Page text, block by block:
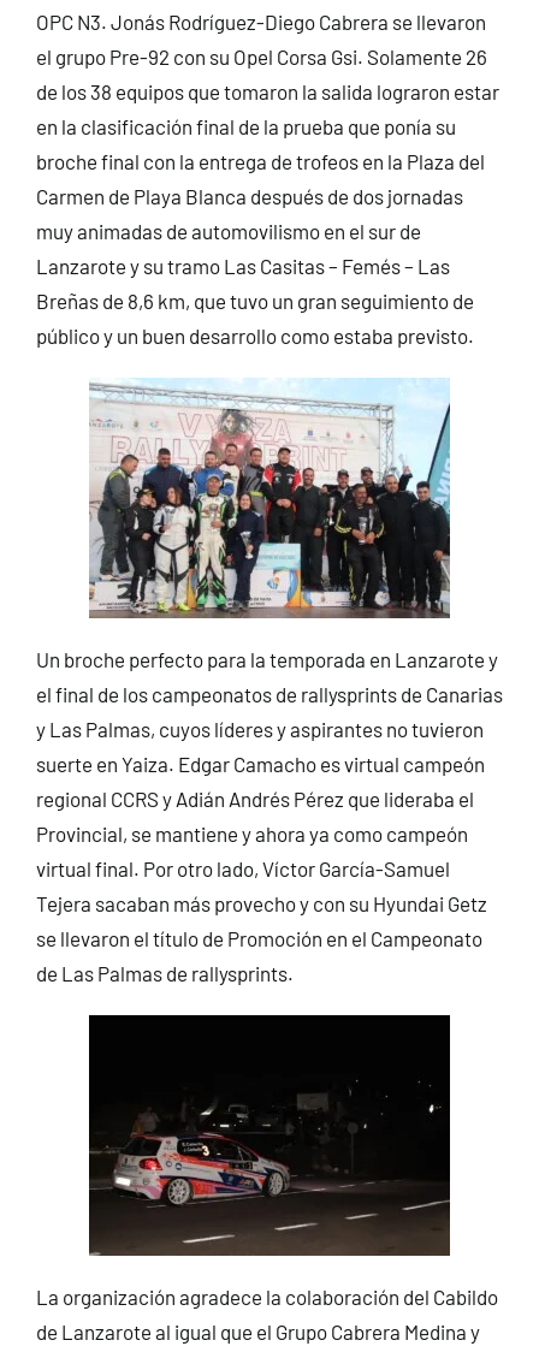
OPC N3. Jonás Rodríguez-Diego Cabrera se llevaron
el grupo Pre-92 con su Opel Corsa Gsi. Solamente 26
de los 38 equipos que tomaron la salida lograron estar
en la clasificación final de la prueba que ponía su
broche final con la entrega de trofeos en la Plaza del
Carmen de Playa Blanca después de dos jornadas
muy animadas de automovilismo en el sur de
Lanzarote y su tramo Las Casitas – Femés – Las
Breñas de 8,6 km, que tuvo un gran seguimiento de
público y un buen desarrollo como estaba previsto.
Un broche perfecto para la temporada en Lanzarote y
el final de los campeonatos de rallysprints de Canarias
y Las Palmas, cuyos líderes y aspirantes no tuvieron
suerte en Yaiza. Edgar Camacho es virtual campeón
regional CCRS y Adián Andrés Pérez que lideraba el
Provincial, se mantiene y ahora ya como campeón
virtual final. Por otro lado, Víctor García-Samuel
Tejera sacaban más provecho y con su Hyundai Getz
se llevaron el título de Promoción en el Campeonato
de Las Palmas de rallysprints.
La organización agradece la colaboración del Cabildo
de Lanzarote al igual que el Grupo Cabrera Medina y